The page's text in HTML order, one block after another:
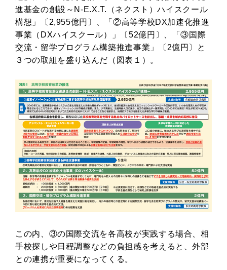
進基金の創設～N-E.X.T.（ネクスト）ハイスクール
構想」〔2,955億円〕、「②高等学校DX加速化推進
事業（DXハイスクール）」〔52億円〕、「③国際
交流・留学プログラム構築推進事業」〔2億円〕と
３つの取組を盛り込んだ（図表１）。
この内、③の国際交流を各高校が実践する場合、相
手校探しや日程調整などの負担感を考えると、外部
との連携が重要になってくる。